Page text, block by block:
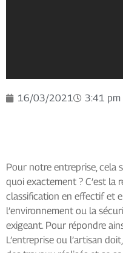
16/03/2021 3:41 pm
Pour notre entreprise, cela
quoi exactement ? C’est la
classification en effectif et
l’environnement ou la
exigeant. Pour répondre
L’entreprise ou l’artisan